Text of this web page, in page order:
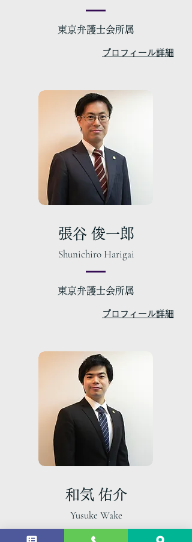
東京弁護士会所属
プロフィール詳細
張谷 俊一郎
Shunichiro Harigai
東京弁護士会所属
プロフィール詳細
和気 佑介
Yusuke Wake